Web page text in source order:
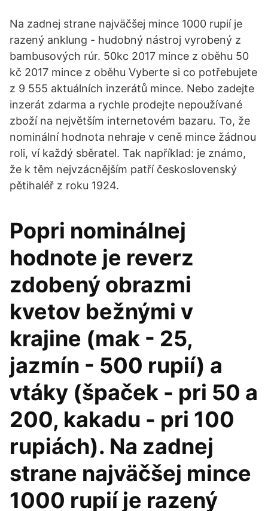
Na zadnej strane najväčšej mince 1000 rupií je
razený anklung - hudobný nástroj vyrobený z
bambusových rúr. 50kc 2017 mince z oběhu 50
kč 2017 mince z oběhu Vyberte si co potřebujete
z 9 555 aktuálních inzerátů mince. Nebo zadejte
inzerát zdarma a rychle prodejte nepoužívané
zboží na největším internetovém bazaru. To, že
nominální hodnota nehraje v ceně mince žádnou
roli, ví každý sběratel. Tak například: je známo,
že k těm nejvzácnějším patří československý
pětihaléř z roku 1924.
Popri nominálnej
hodnote je reverz
zdobený obrazmi
kvetov bežnými v
krajine (mak - 25,
jazmín - 500 rupií) a
vtáky (špaček - pri 50 a
200, kakadu - pri 100
rupiách). Na zadnej
strane najväčšej mince
1000 rupií je razený